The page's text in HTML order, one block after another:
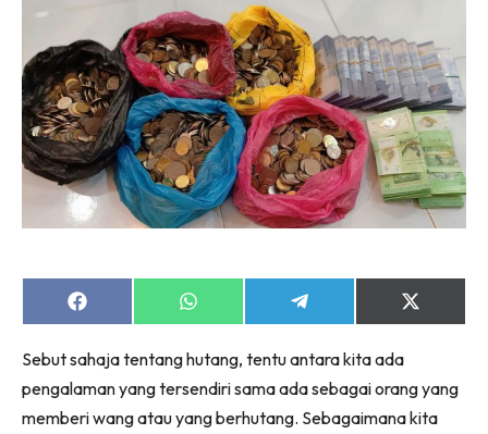
Share
on
Share
on
Share
on
Share
on
Sebut sahaja tentang hutang, tentu antara kita ada
pengalaman yang tersendiri sama ada sebagai orang yang
memberi wang atau yang berhutang. Sebagaimana kita